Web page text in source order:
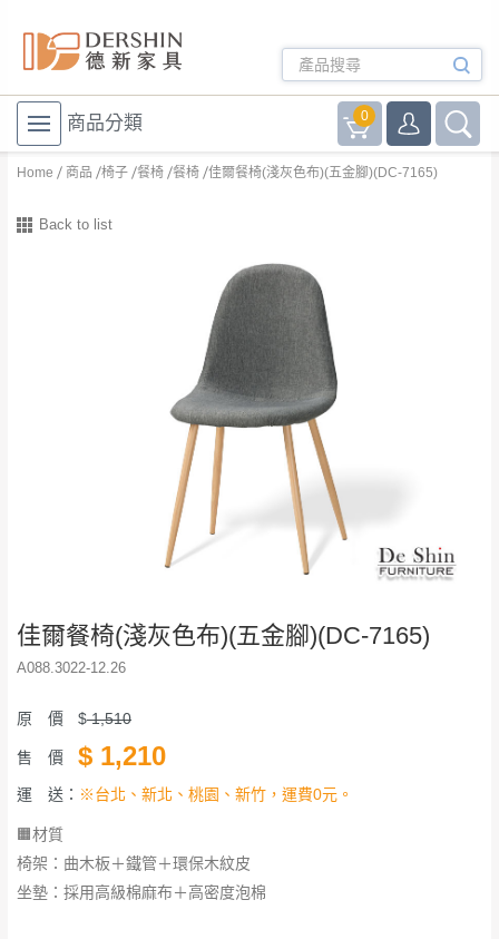
商品分類 0
Home 商品 椅子 餐椅 餐椅 佳爾餐椅(淺灰色布)(五金腳)(DC-7165)
Back to list
佳爾餐椅(淺灰色布)(五金腳)(DC-7165)
A088.3022-12.26
原 價 $1,510
售 價 $ 1,210
運 送： ※台北、新北、桃園、新竹，運費0元。
🟧材質
椅架：曲木板＋鐵管＋環保木紋皮
坐墊：採用高級棉麻布＋高密度泡棉